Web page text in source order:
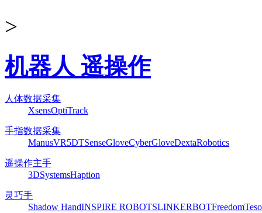
>
机器人 遥操作
人体数据采集
XsensOptiTrack
手指数据采集
ManusVR5DTSenseGloveCyberGloveDextaRobotics
遥操作主手
3DSystemsHaption
灵巧手
Shadow HandINSPIRE ROBOTSLINKERBOTFreedom